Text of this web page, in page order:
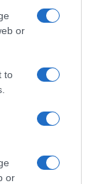
or
to
or